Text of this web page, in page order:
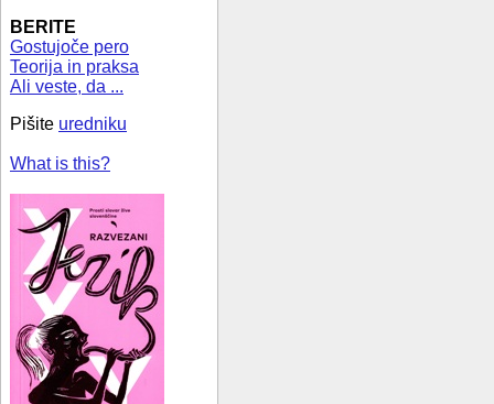
BERITE
Gostujoče pero
Teorija in praksa
Ali veste, da ...
Pišite uredniku
What is this?